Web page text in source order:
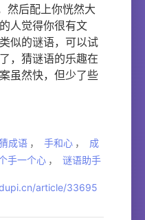
然后配上你恍然大
人觉得你很有文
似的谜语，可以试
，猜谜语的乐趣在
虽然快，但少了些
成语 ， 手和心 ，
成
手一个心 ， 谜语助手
article/33695